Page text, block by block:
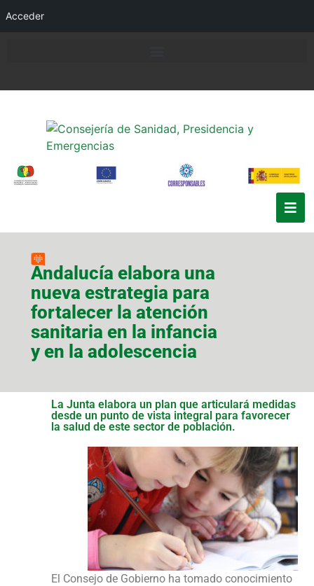
Acceder
Andalucía elabora una
nueva estrategia para
fortalecer la atención
sanitaria en la infancia
y en la adolescencia
La Junta elabora un plan que articulará medidas
desde un punto de vista integral para favorecer
la salud de este sector de población.
El Consejo de Gobierno ha tomado conocimiento